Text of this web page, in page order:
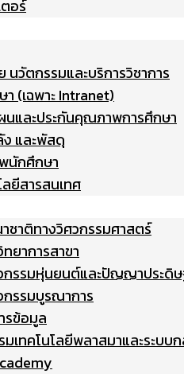
อร์
นวัตกรรมและบริการวิชาการ
(เฉพาะ Intranet)
นและประกันคุณภาพการศึกษา
ง และพัสดุ
กศึกษา
ยีสารสนเทศ
ชาติทางวิศวกรรมศาสตร์
ยาการสาขา
กรรมหุ่นยนต์และปัญญาประดิ
กรรมบูรณาการ
รข้อมูล
มเทคโนโลยีพลาสมาและระบบ